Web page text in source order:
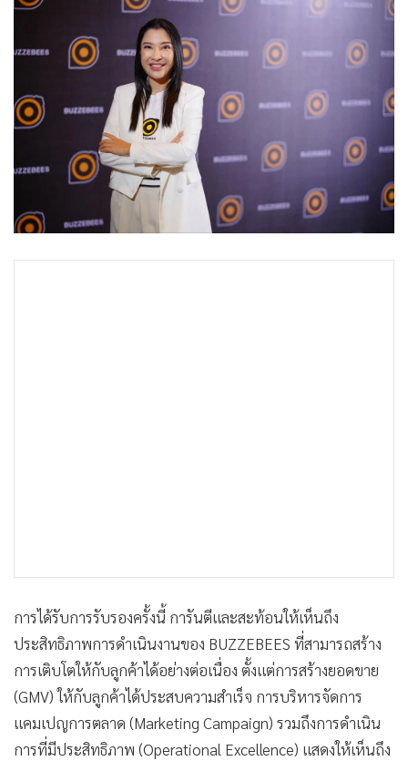
การได้รับการรับรองครั้งนี้ การันตีและสะท้อนให้เห็นถึง
ประสิทธิภาพการดำเนินงานของ BUZZEBEES ที่สามารถสร้าง
การเติบโตให้กับลูกค้าได้อย่างต่อเนื่อง ตั้งแต่การสร้างยอดขาย
(GMV) ให้กับลูกค้าได้ประสบความสำเร็จ การบริหารจัดการ
แคมเปญการตลาด (Marketing Campaign) รวมถึงการดำเนิน
การที่มีประสิทธิภาพ (Operational Excellence) แสดงให้เห็นถึง